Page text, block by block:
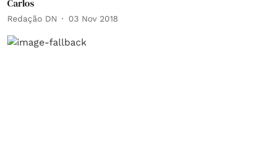
Carlos
Redação DN 03 Nov 2018